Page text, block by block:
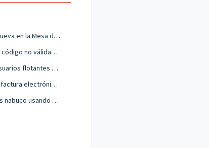
¿Cómo crear una cuenta nueva en la Mesa de Ayuda?
Rechazo DIAN “Estructura código no válida”: cómo solucionarlo?
Activación y gestión de usuarios flotantes en el Firewall de nabuco
Como descargar XML con factura electrónica desde la DIAN
¿Como enviar documentos nabuco usando mi propia cuenta de correo?